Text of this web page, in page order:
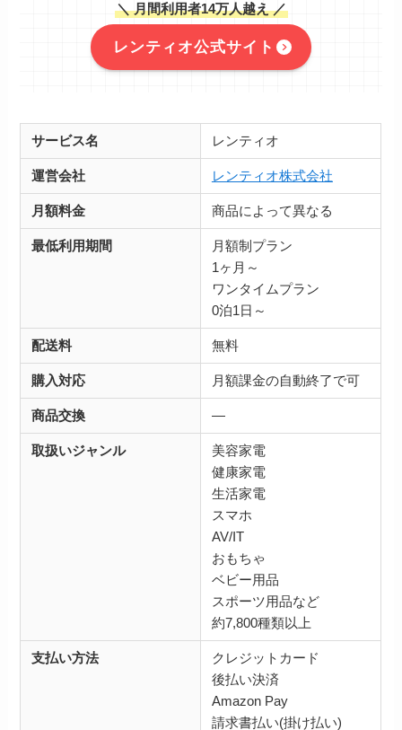
＼ 月間利用者14万人越え ／
レンティオ公式サイト
サービス名 レンティオ
運営会社 レンティオ株式会社
月額料金 商品によって異なる
最低利用期間
月額制プラン
1ヶ月～
ワンタイムプラン
0泊1日～
配送料 無料
購入対応 月額課金の自動終了で可
商品交換 ―
取扱いジャンル
美容家電
健康家電
生活家電
スマホ
AV/IT
おもちゃ
ベビー用品
スポーツ用品など
約7,800種類以上
支払い方法
クレジットカード
後払い決済
Amazon Pay
請求書払い(掛け払い)